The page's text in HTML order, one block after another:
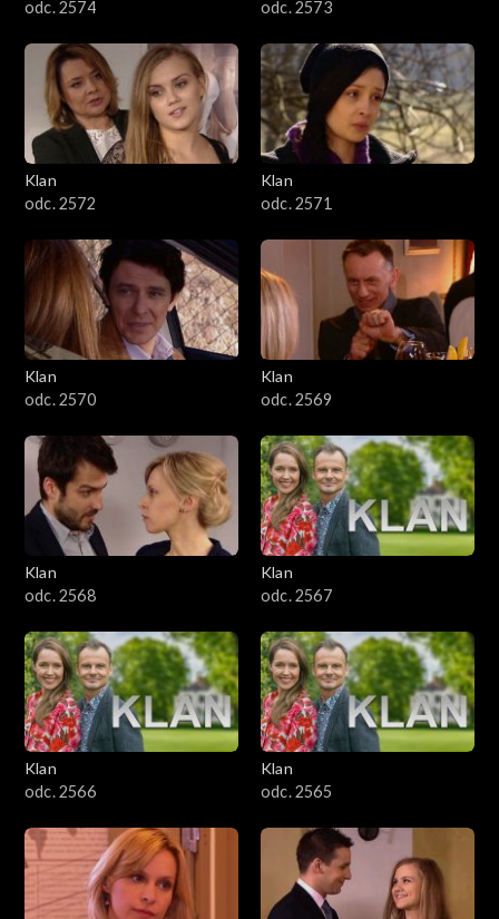
odc. 2574 odc. 2573
Klan
odc. 2572
Klan
odc. 2571
Klan
odc. 2570
Klan
odc. 2569
Klan
odc. 2568
Klan
odc. 2567
Klan
odc. 2566
Klan
odc. 2565